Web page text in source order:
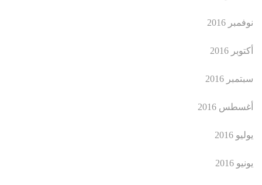
نوفمبر 2016
أكتوبر 2016
سبتمبر 2016
أغسطس 2016
يوليو 2016
يونيو 2016